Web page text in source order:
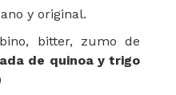
y original.
bitter, zumo de
de quinoa y trigo